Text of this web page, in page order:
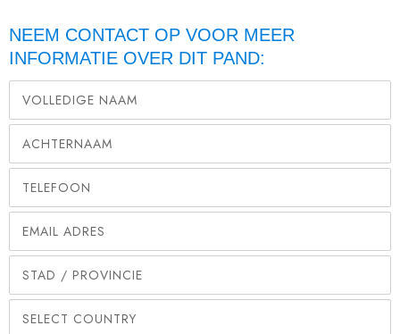
NEEM CONTACT OP VOOR MEER
INFORMATIE OVER DIT PAND: